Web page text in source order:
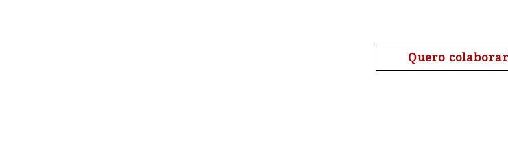
Quero
#Umbanda | #Candomblé | #Omolokô |